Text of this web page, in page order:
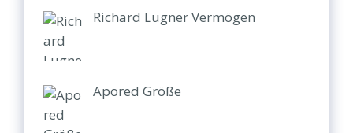
Richard Lugner Vermögen
Apored Größe